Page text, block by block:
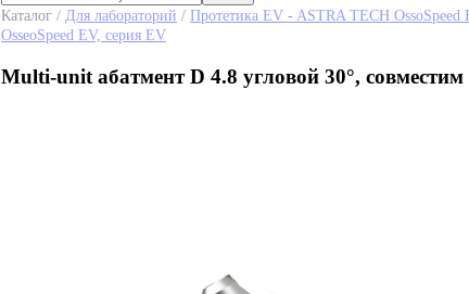
Каталог / Для лабораторий / Протетика EV - ASTRA TECH OssoSpeed
OsseoSpeed EV, серия EV
Multi-unit абатмент D 4.8 угловой 30°,